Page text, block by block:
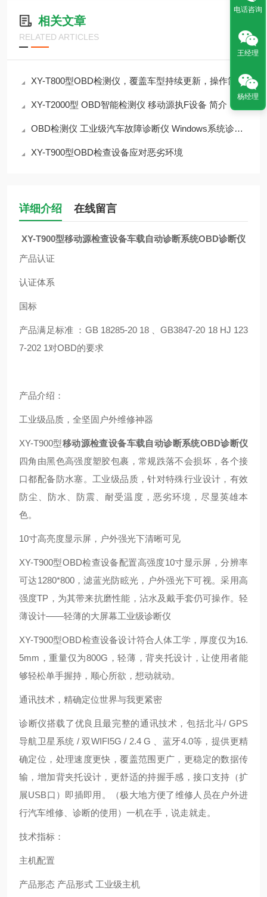
相关文章
RELATED ARTICLES
XY-T800型OBD检测仪，覆盖车型持续更新，操作简单
XY-T2000型 OBD智能检测仪 移动源执F设备 简介
OBD检测仪 工业级汽车故障诊断仪 Windows系统诊断仪
XY-T900型OBD检查设备应对恶劣环境
详细介绍 在线留言
XY-T900型移动源检查设备车载自动诊断系统OBD诊断仪
产品认证
认证体系
国标
产品满足标准 ：GB 18285-20 18 、GB3847-20 18 HJ 123
7-202 1对OBD的要求
产品介绍：
工业级品质，全坚固户外维修神器
XY-T900型移动源检查设备车载自动诊断系统OBD诊断仪
四角由黑色高强度塑胶包裹，常规跌落不会损坏，各个接
口都配备防水塞。工业级品质，针对特殊行业设计，有效
防尘、防水、防震、耐受温度，恶劣环境，尽显英雄本
色。
10寸高亮度显示屏，户外强光下清晰可见
XY-T900型OBD检查设备配置高强度10寸显示屏，分辨率
可达1280*800，滤蓝光防眩光，户外强光下可视。采用高
强度TP ，为其带来抗磨性能，沾水及戴手套仍可操作。轻
薄设计——轻薄的大屏幕工业级诊断仪
XY-T900型OBD检查设备设计符合人体工学，厚度仅为16.
5mm ，重量仅为800G ，轻薄，背夹托设计，让使用者能
够轻松单手握持，顺心所欲，想动就动。
通讯技术，精确定位世界与我更紧密
诊断仪搭载了优良且最完整的通讯技术，包括北斗/ GPS
导航卫星系统 / 双WIFI5G / 2.4 G 、蓝牙4.0等，提供更精
确定位，处理速度更快，覆盖范围更广，更稳定的数据传
输，增加背夹托设计，更舒适的持握手感，接口支持（扩
展USB口）即插即用。（极大地方便了维修人员在户外进
行汽车维修、诊断的使用）一机在手，说走就走。
技术指标：
主机配置
产品形态 产品形式 工业级主机
电话咨询
王经理
杨经理